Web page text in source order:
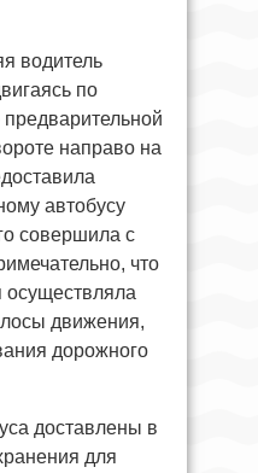
водитель
по
направо на
автобусу
совершила с
что
осуществляла
движения,
дорожного
доставлены в
для